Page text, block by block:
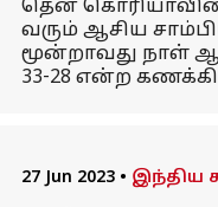
தென் கொரியாவின்
வரும் ஆசிய
மூன்றாவது நாள்
33-28 என்ற
27 Jun 2023 • இந்திய